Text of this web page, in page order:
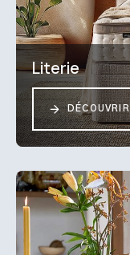
Literie
DÉCOUVRIR